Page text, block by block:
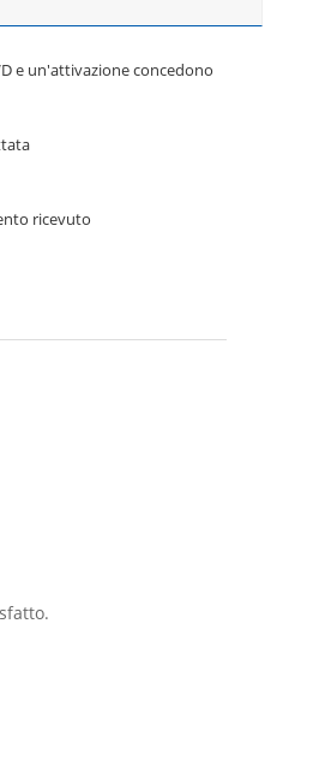
e un'attivazione concedono
ricevuto